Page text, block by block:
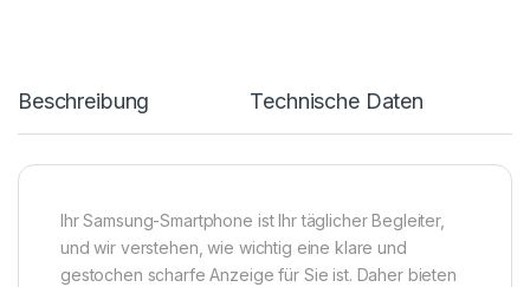
Beschreibung Technische Daten
Ihr Samsung-Smartphone ist Ihr täglicher Begleiter,
und wir verstehen, wie wichtig eine klare und
gestochen scharfe Anzeige für Sie ist. Daher bieten